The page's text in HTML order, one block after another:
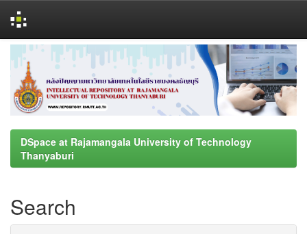
navigation
DSpace at Rajamangala University of Technology
Thanyaburi
Search